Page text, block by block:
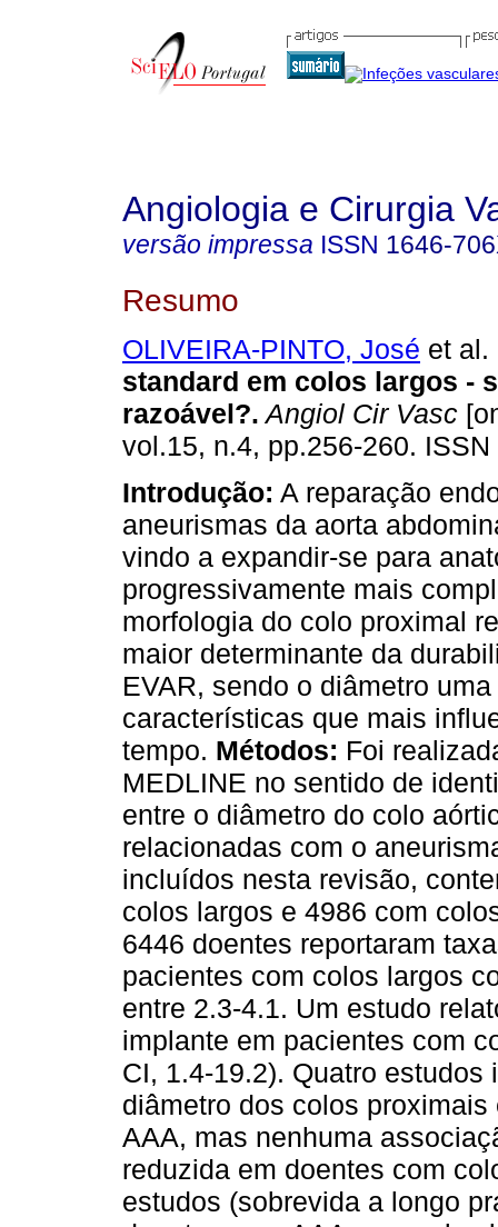
Angiologia e Cirurgia
versão impressa ISSN 1646-
Resumo
OLIVEIRA-PINTO, José et al.
standard em colos largos -
razoável?. Angiol Cir Vasc
vol.15, n.4, pp.256-260.
Introdução: A reparação
aneurismas da aorta
vindo a expandir-se para
progressivamente mais
morfologia do colo proximal
maior determinante da
EVAR, sendo o diâmetro
características que mais
tempo. Métodos: Foi
MEDLINE no sentido de
entre o diâmetro do colo
relacionadas com o
incluídos nesta revisão,
colos largos e 4986 com
6446 doentes reportaram
pacientes com colos largos
entre 2.3-4.1. Um estudo
implante em pacientes com
CI, 1.4-19.2). Quatro
diâmetro dos colos
AAA, mas nenhuma
reduzida em doentes com
estudos (sobrevida a longo